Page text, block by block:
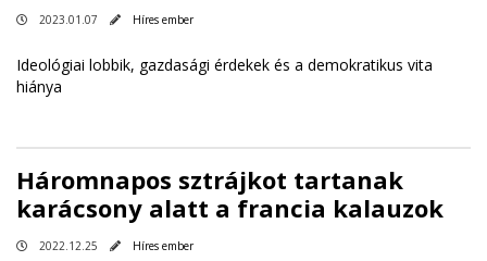
2023.01.07 Híres ember
Ideológiai lobbik, gazdasági érdekek és a demokratikus vita
hiánya
Háromnapos sztrájkot tartanak
karácsony alatt a francia kalauzok
2022.12.25 Híres ember